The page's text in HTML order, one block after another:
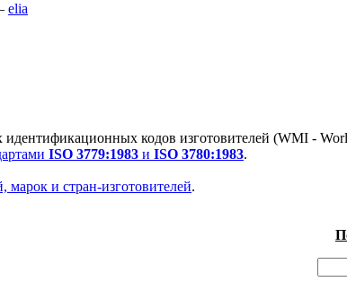
elia
кодов изготовителей (WMI -
ISO 3779:1983 и ISO 3780:1983.
марок и стран-изготовителей.